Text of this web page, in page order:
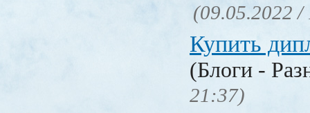
(09.05.2022 /
Купить
(Блоги -
21:37)